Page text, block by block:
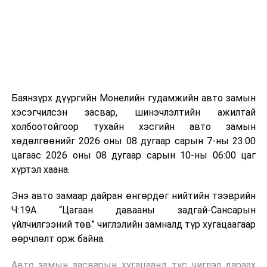
болон дулааны эрчим хүч үйлдвэрлэхэд ашиглаж
болдог. Зарим технологийн хувьд шаталтын дараа
үлдэх үнснээс фосфор зэрэг ашигт эрдсийг сэргээн
авах боломжтой аж.
Япон, Герман, Швейцар, Нидерланд, Өмнөд Солонгос
зэрэг улс лаг хатаах, шатаах технологийг ашиглаж
байна. Тухайлбал, Германд лаг шатаах үйлдвэрээс
гарсан үнснээс фосфор сэргээн авах технологи
ашигладаг бол Нидерландад төвлөрсөн лаг
боловсруулах үйлдвэрүүдээр дулаан, цахилгаан
Баянзүрх дүүргийн Монелийн гудамжийн авто замын
хэсэгчилсэн засвар, шинэчлэлтийн ажилтай
холбоотойгоор тухайн хэсгийн авто замын
хөдөлгөөнийг 2026 оны 08 дугаар сарын 7-ны 23:00
цагаас 2026 оны 08 дугаар сарын 10-ны 06:00 цаг
хүртэл хаана.
Энэ авто замаар дайран өнгөрдөг нийтийн тээврийн
Ч:19А “Цагаан давааны задгай-Сансарын
үйлчилгээний төв” чиглэлийн замналд түр хугацаагаар
өөрчлөлт орж байна.